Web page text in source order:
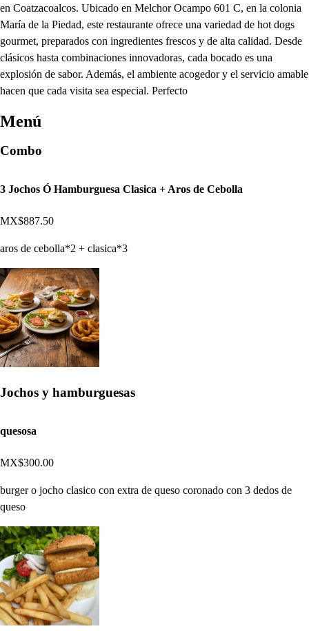
en Coatzacoalcos. Ubicado en Melchor Ocampo 601 C, en la colonia
María de la Piedad, este restaurante ofrece una variedad de hot dogs
gourmet, preparados con ingredientes frescos y de alta calidad. Desde
clásicos hasta combinaciones innovadoras, cada bocado es una
explosión de sabor. Además, el ambiente acogedor y el servicio amable
hacen que cada visita sea especial. Perfecto
Menú
Combo
3 Jochos Ó Hamburguesa Clasica + Aros de Cebolla
MX$887.50
aros de cebolla*2 + clasica*3
Jochos y hamburguesas
quesosa
MX$300.00
burger o jocho clasico con extra de queso coronado con 3 dedos de
queso